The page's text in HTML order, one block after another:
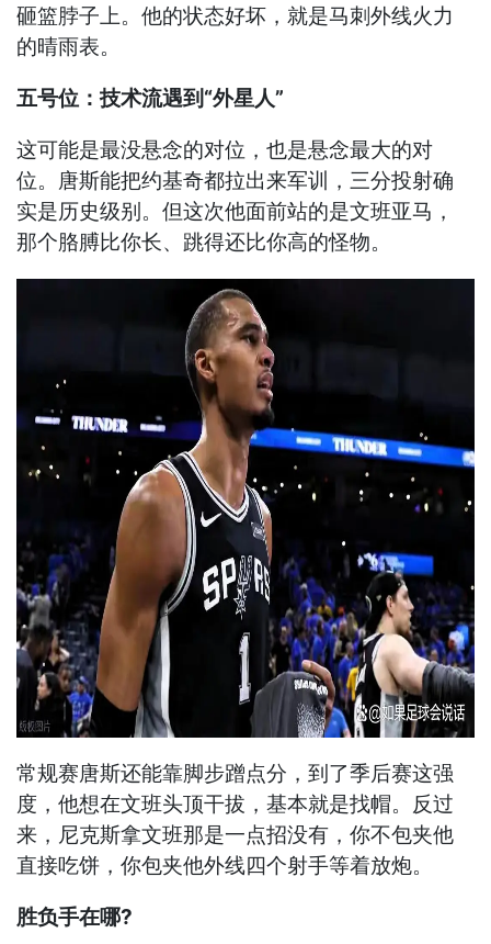
砸篮脖子上。他的状态好坏，就是马刺外线火力
的晴雨表。
五号位：技术流遇到“外星人”
这可能是最没悬念的对位，也是悬念最大的对
位。唐斯能把约基奇都拉出来军训，三分投射确
实是历史级别。但这次他面前站的是文班亚马，
那个胳膊比你长、跳得还比你高的怪物。
常规赛唐斯还能靠脚步蹭点分，到了季后赛这强
度，他想在文班头顶干拔，基本就是找帽。反过
来，尼克斯拿文班那是一点招没有，你不包夹他
直接吃饼，你包夹他外线四个射手等着放炮。
胜负手在哪?